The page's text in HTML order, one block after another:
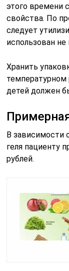
этого времени
свойства. По
следует
использован
Хранить
температурном
детей должен
В зависимости
геля пациенту
рублей.